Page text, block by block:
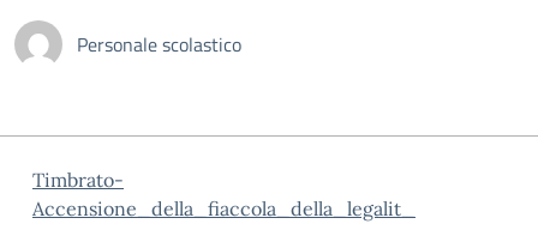
Personale scolastico
Timbrato-
Accensione_della_fiaccola_della_legalit_